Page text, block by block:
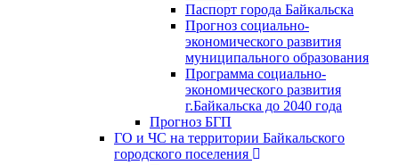
Паспорт города Байкальска
Прогноз социально-
экономического развития
муниципального образования
Программа социально-
экономического развития
г.Байкальска до 2040 года
Прогноз БГП
ГО и ЧС на территории Байкальского
городского поселения